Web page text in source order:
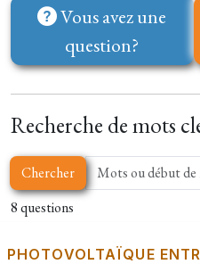
Vous avez une
question?
Recherche de mots
Chercher
8 questions
PHOTOVOLTAÏQUE